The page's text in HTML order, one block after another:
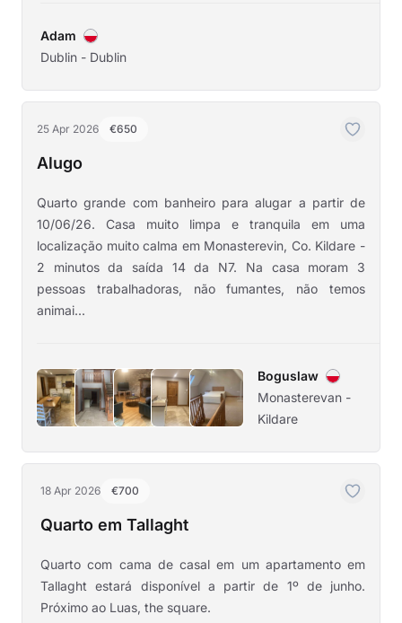
Adam
Dublin - Dublin
25 Apr 2026 €650
Alugo
Quarto grande com banheiro para alugar a partir de
10/06/26. Casa muito limpa e tranquila em uma
localização muito calma em Monasterevin, Co. Kildare -
2 minutos da saída 14 da N7. Na casa moram 3
pessoas trabalhadoras, não fumantes, não temos
animai...
Boguslaw
Monasterevan -
Kildare
18 Apr 2026 €700
Quarto em Tallaght
Quarto com cama de casal em um apartamento em
Tallaght estará disponível a partir de 1º de junho.
Próximo ao Luas, the square.